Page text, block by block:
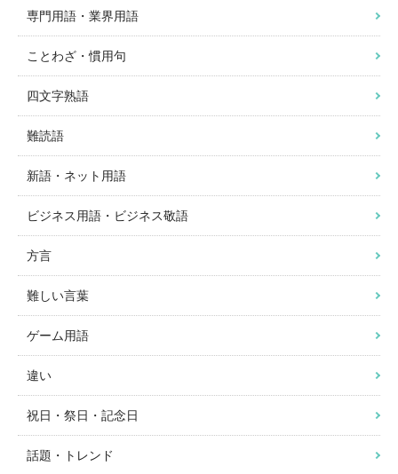
専門用語・業界用語
ことわざ・慣用句
四文字熟語
難読語
新語・ネット用語
ビジネス用語・ビジネス敬語
方言
難しい言葉
ゲーム用語
違い
祝日・祭日・記念日
話題・トレンド